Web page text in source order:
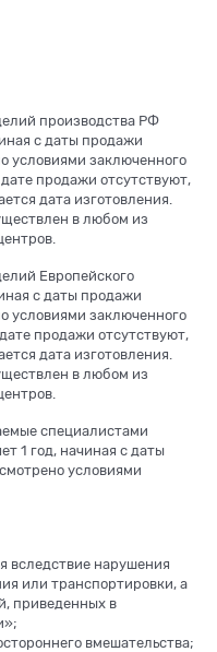
производства РФ
с даты продажи
условиями заключенного
продажи отсутствуют,
дата изготовления.
в любом из
Европейского
с даты продажи
условиями заключенного
продажи отсутствуют,
дата изготовления.
в любом из
специалистами
1 год, начиная с даты
условиями
вследствие нарушения
или транспортировки, а
приведенных в
вмешательства;